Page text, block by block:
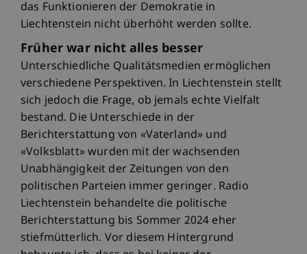
das Funktionieren der Demokratie in
Liechtenstein nicht überhöht werden sollte.
Früher war nicht alles besser
Unterschiedliche Qualitätsmedien ermöglichen
verschiedene Perspektiven. In Liechtenstein stellt
sich jedoch die Frage, ob jemals echte Vielfalt
bestand. Die Unterschiede in der
Berichterstattung von «Vaterland» und
«Volksblatt» wurden mit der wachsenden
Unabhängigkeit der Zeitungen von den
politischen Parteien immer geringer. Radio
Liechtenstein behandelte die politische
Berichterstattung bis Sommer 2024 eher
stiefmütterlich. Vor diesem Hintergrund